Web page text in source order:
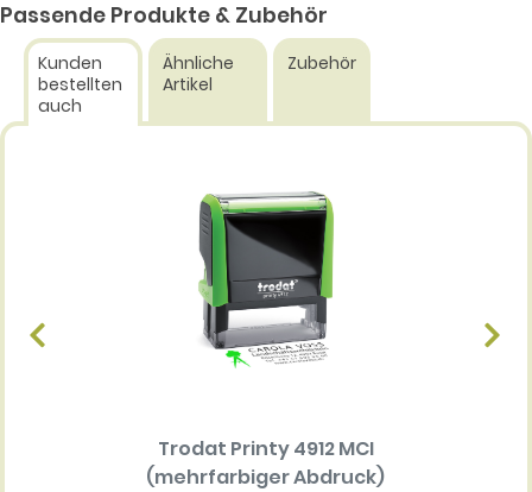
Passende Produkte & Zubehör
Kunden
bestellten
auch
Ähnliche
Artikel
Zubehör
Trodat Printy 4912 MCI
(mehrfarbiger Abdruck)